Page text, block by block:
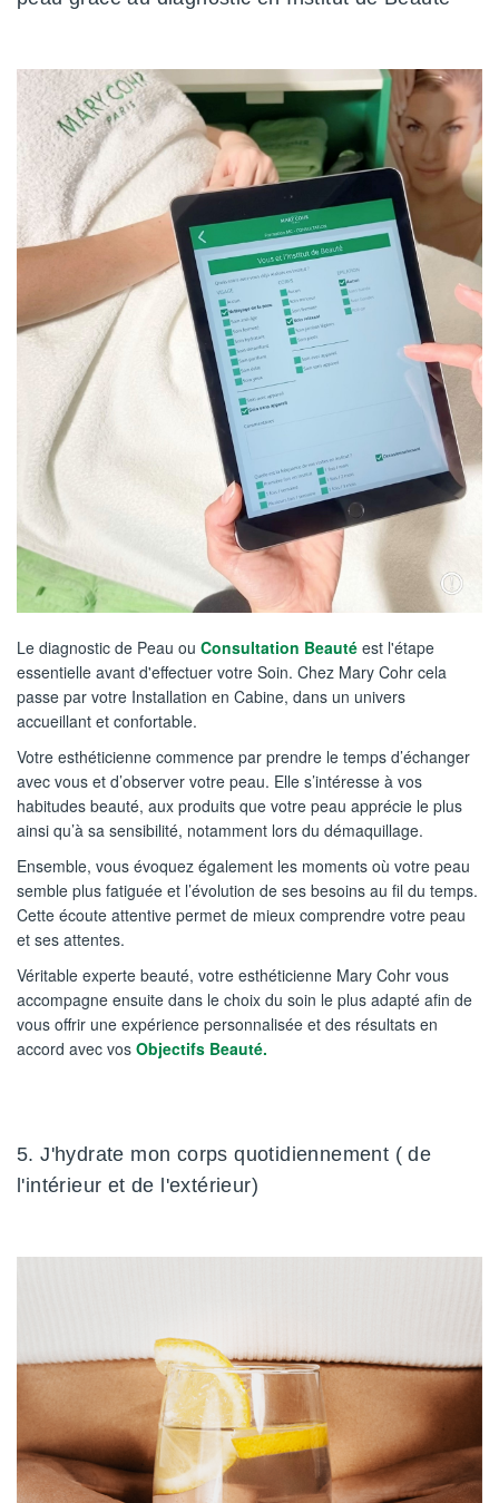
Le diagnostic de Peau ou Consultation Beauté est l'étape
essentielle avant d'effectuer votre Soin. Chez Mary Cohr cela
passe par votre Installation en Cabine, dans un univers
accueillant et confortable.
Votre esthéticienne commence par prendre le temps d’échanger
avec vous et d’observer votre peau. Elle s’intéresse à vos
habitudes beauté, aux produits que votre peau apprécie le plus
ainsi qu’à sa sensibilité, notamment lors du démaquillage.
Ensemble, vous évoquez également les moments où votre peau
semble plus fatiguée et l’évolution de ses besoins au fil du temps.
Cette écoute attentive permet de mieux comprendre votre peau
et ses attentes.
Véritable experte beauté, votre esthéticienne Mary Cohr vous
accompagne ensuite dans le choix du soin le plus adapté afin de
vous offrir une expérience personnalisée et des résultats en
accord avec vos Objectifs Beauté.
5. J'hydrate mon corps quotidiennement ( de
l'intérieur et de l'extérieur)